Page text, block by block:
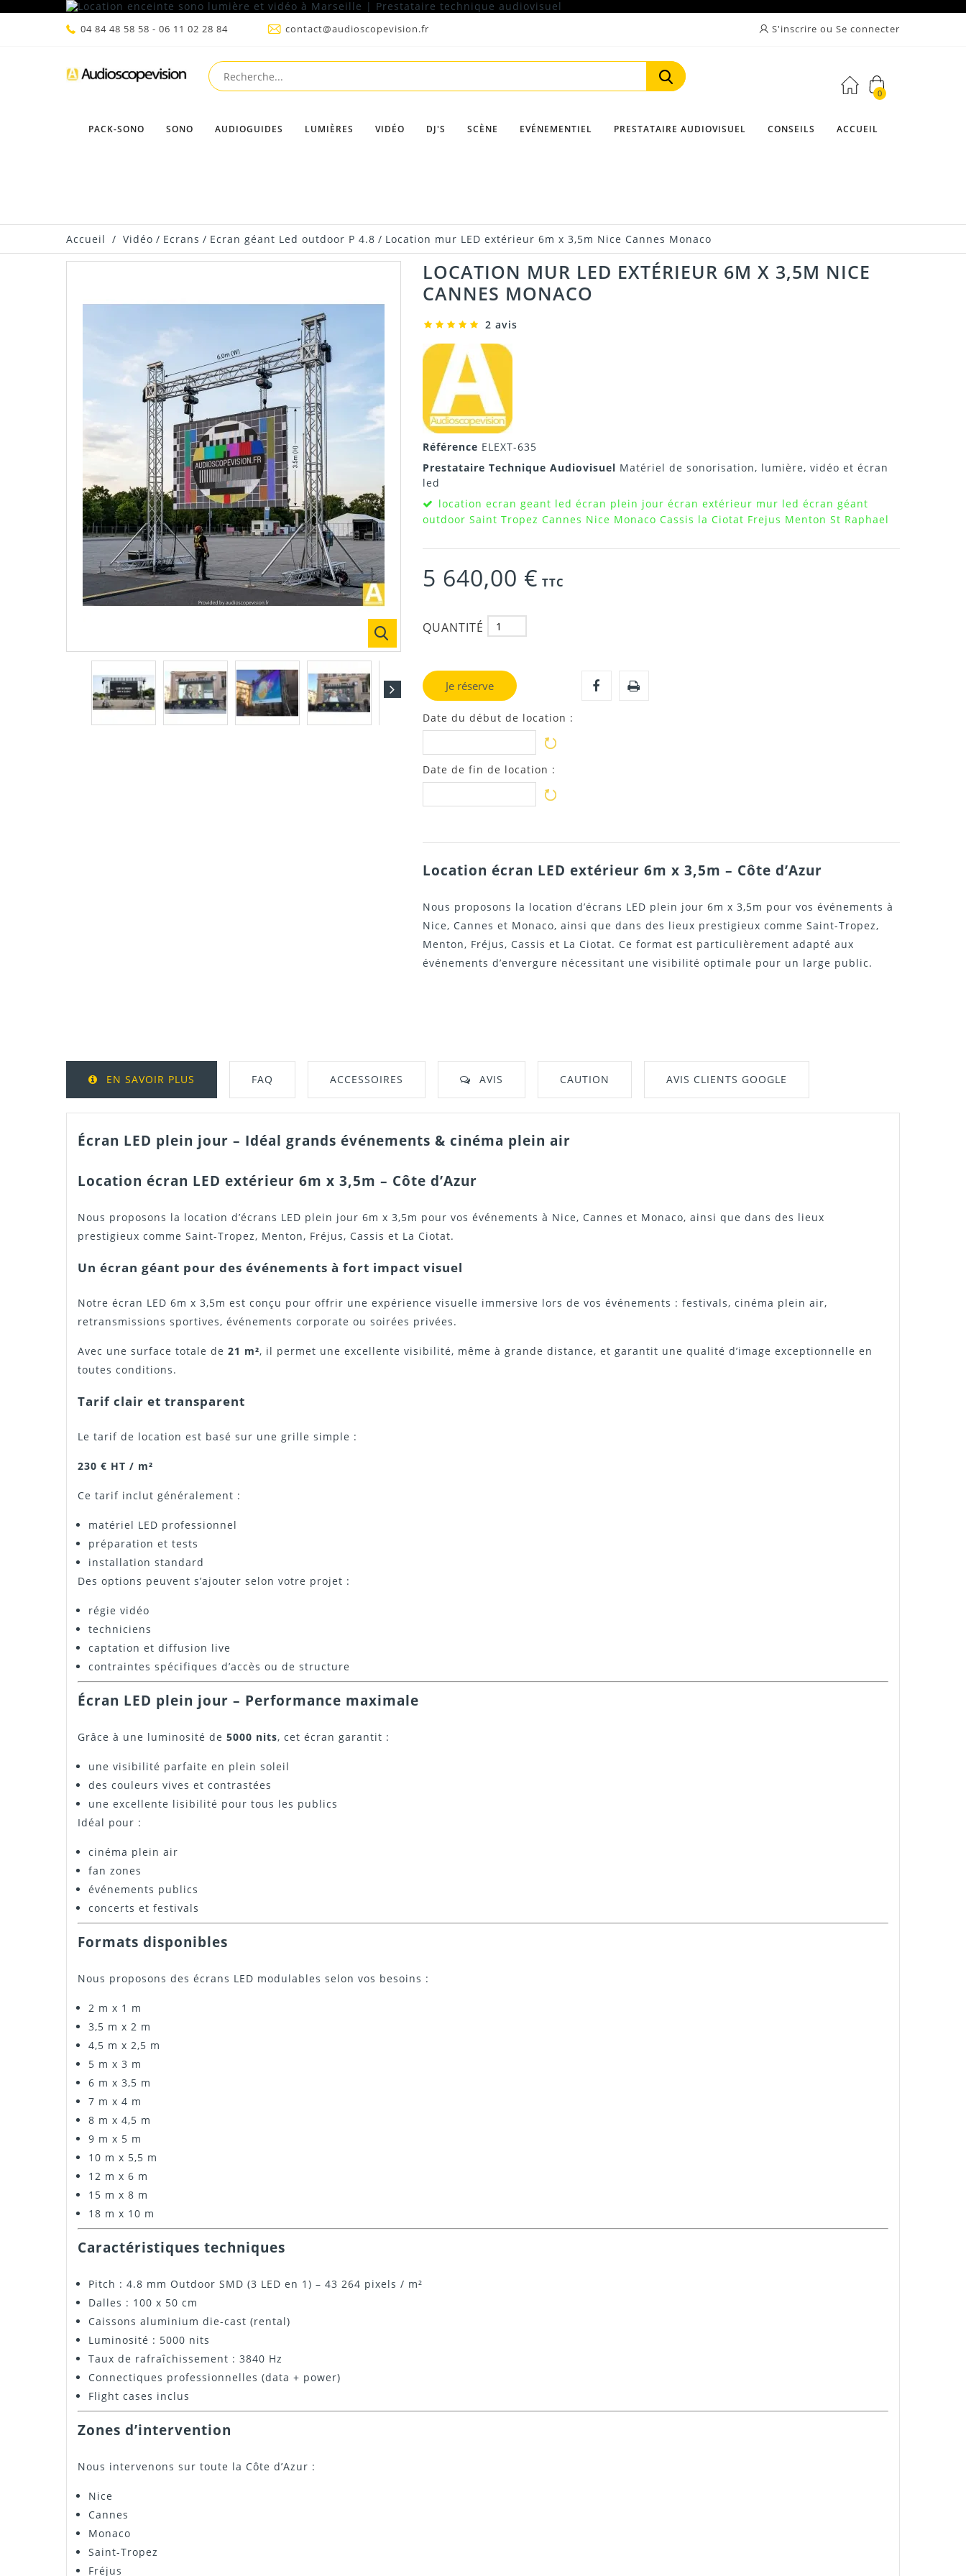
S'inscrire ou Se connecter
04 84 48 58 58 - 06 11 02 28 84 contact@audioscopevision.fr
0
PACK-SONO SONO AUDIOGUIDES LUMIÈRES VIDÉO DJ'S SCÈNE EVÉNEMENTIEL PRESTATAIRE AUDIOVISUEL CONSEILS ACCUEIL
Accueil / Vidéo / Ecrans / Ecran géant Led outdoor P 4.8 / Location mur LED extérieur 6m x 3,5m Nice Cannes Monaco
LOCATION MUR LED EXTÉRIEUR 6M X 3,5M NICE
CANNES MONACO
2 avis
Référence ELEXT-635
Prestataire Technique Audiovisuel Matériel de sonorisation, lumière, vidéo et écran
led
location ecran geant led écran plein jour écran extérieur mur led écran géant
outdoor Saint Tropez Cannes Nice Monaco Cassis la Ciotat Frejus Menton St Raphael
5 640,00 € TTC
QUANTITÉ
Je réserve
Date du début de location :
Date de fin de location :
Location écran LED extérieur 6m x 3,5m – Côte d’Azur
Nous proposons la location d’écrans LED plein jour 6m x 3,5m pour vos événements à
Nice, Cannes et Monaco, ainsi que dans des lieux prestigieux comme Saint-Tropez,
Menton, Fréjus, Cassis et La Ciotat. Ce format est particulièrement adapté aux
événements d’envergure nécessitant une visibilité optimale pour un large public.
EN SAVOIR PLUS FAQ ACCESSOIRES AVIS CAUTION AVIS CLIENTS GOOGLE
Écran LED plein jour – Idéal grands événements & cinéma plein air
Location écran LED extérieur 6m x 3,5m – Côte d’Azur
Nous proposons la location d’écrans LED plein jour 6m x 3,5m pour vos événements à Nice, Cannes et Monaco, ainsi que dans des lieux
prestigieux comme Saint-Tropez, Menton, Fréjus, Cassis et La Ciotat.
Un écran géant pour des événements à fort impact visuel
Notre écran LED 6m x 3,5m est conçu pour offrir une expérience visuelle immersive lors de vos événements : festivals, cinéma plein air,
retransmissions sportives, événements corporate ou soirées privées.
Avec une surface totale de 21 m², il permet une excellente visibilité, même à grande distance, et garantit une qualité d’image exceptionnelle en
toutes conditions.
Tarif clair et transparent
Le tarif de location est basé sur une grille simple :
230 € HT / m²
Ce tarif inclut généralement :
matériel LED professionnel
préparation et tests
installation standard
Des options peuvent s’ajouter selon votre projet :
régie vidéo
techniciens
captation et diffusion live
contraintes spécifiques d’accès ou de structure
Écran LED plein jour – Performance maximale
Grâce à une luminosité de 5000 nits, cet écran garantit :
une visibilité parfaite en plein soleil
des couleurs vives et contrastées
une excellente lisibilité pour tous les publics
Idéal pour :
cinéma plein air
fan zones
événements publics
concerts et festivals
Formats disponibles
Nous proposons des écrans LED modulables selon vos besoins :
2 m x 1 m
3,5 m x 2 m
4,5 m x 2,5 m
5 m x 3 m
6 m x 3,5 m
7 m x 4 m
8 m x 4,5 m
9 m x 5 m
10 m x 5,5 m
12 m x 6 m
15 m x 8 m
18 m x 10 m
Caractéristiques techniques
Pitch : 4.8 mm Outdoor SMD (3 LED en 1) – 43 264 pixels / m²
Dalles : 100 x 50 cm
Caissons aluminium die-cast (rental)
Luminosité : 5000 nits
Taux de rafraîchissement : 3840 Hz
Connectiques professionnelles (data + power)
Flight cases inclus
Zones d’intervention
Nous intervenons sur toute la Côte d’Azur :
Nice
Cannes
Monaco
Saint-Tropez
Fréjus